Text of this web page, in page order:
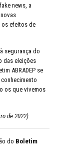
news, a
os efeitos de
segurança do
das eleições
ABRADEP se
os que vivemos
de 2022)
do Boletim